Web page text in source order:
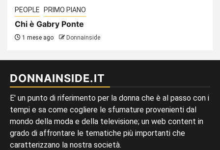
PEOPLE PRIMO PIANO
Chi è Gabry Ponte
1 mese ago Donnainside
DONNAINSIDE.IT
E' un punto di riferimento per la donna che è al passo con i
tempi e sa come cogliere le sfumature provenienti dal
mondo della moda e della televisione; un web content in
grado di affrontare le tematiche più importanti che
caratterizzano la nostra società.